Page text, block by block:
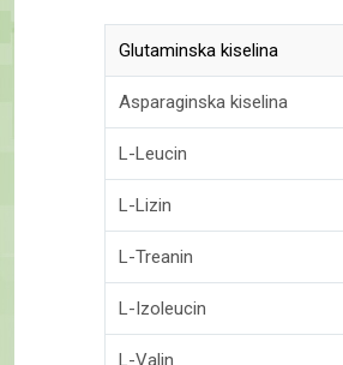
Glutaminska kiselina
Asparaginska kiselina
L-Leucin
L-Lizin
L-Treanin
L-Izoleucin
L-Valin